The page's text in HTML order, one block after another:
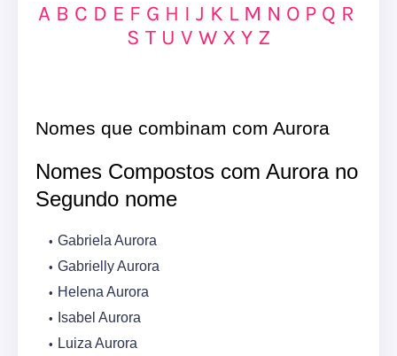
A B C D E F G H I J K L M N O P Q R
S T U V W X Y Z
Nomes que combinam com Aurora
Nomes Compostos com Aurora no
Segundo nome
Gabriela Aurora
Gabrielly Aurora
Helena Aurora
Isabel Aurora
Luiza Aurora